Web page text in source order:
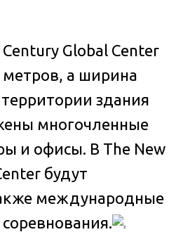
Global Center
метров, а ширина
здания
многочленные
и офисы. В The New
будут
международные